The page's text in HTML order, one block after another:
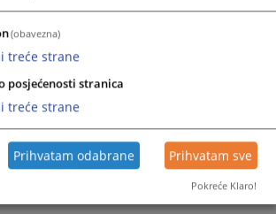
(obavezna)
treće strane
posjećenosti stranica
treće strane
Prihvatam odabrane Prihvatam sve
Pokreće Klaro!